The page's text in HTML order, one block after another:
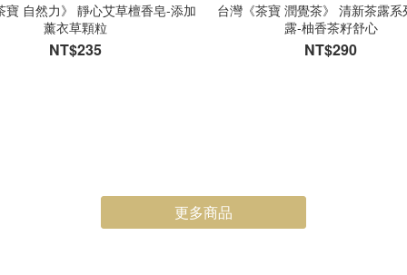
寶 自然力》 靜心艾草檀香皂-添加
薰衣草顆粒
NT$235
台灣《茶寶 潤覺茶》 清新茶露系
露-柚香茶籽舒心
NT$290
更多商品